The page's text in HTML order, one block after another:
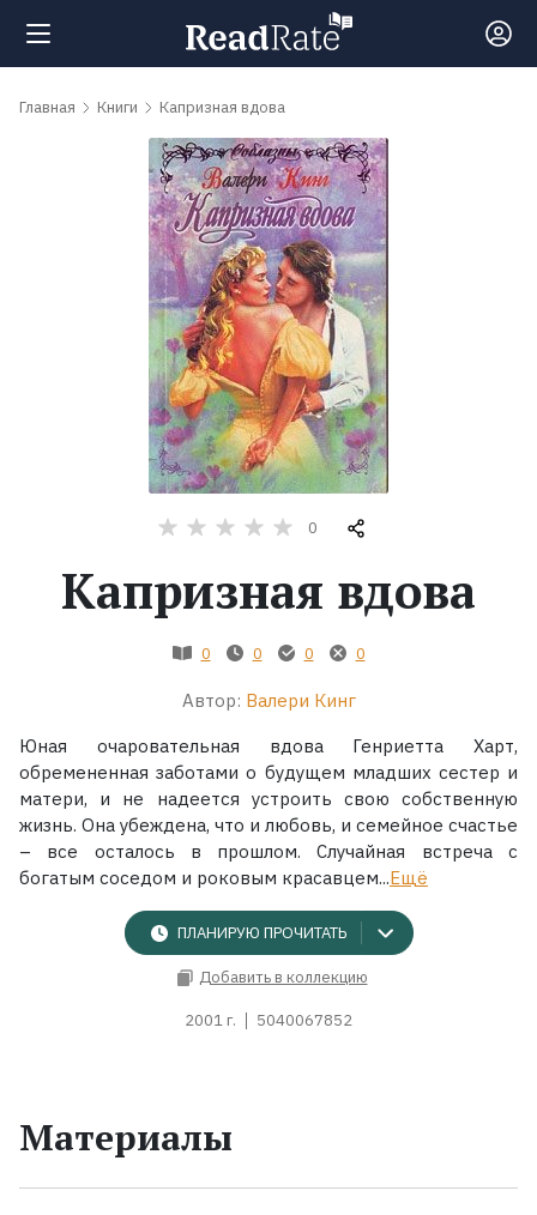
Поиск
обсуждаемые
Жанры
Коллекции
Главная Книги Капризная вдова
0
Капризная вдова
0 0 0 0
Автор: Валери Кинг
Юная очаровательная вдова Генриетта Харт,
обремененная заботами о будущем младших сестер и
матери, и не надеется устроить свою собственную
жизнь. Она убеждена, что и любовь, и семейное счастье
– все осталось в прошлом. Случайная встреча с
богатым соседом и роковым красавцем...Ещё
ПЛАНИРУЮ ПРОЧИТАТЬ
Добавить в коллекцию
2001 г. 5040067852
Материалы